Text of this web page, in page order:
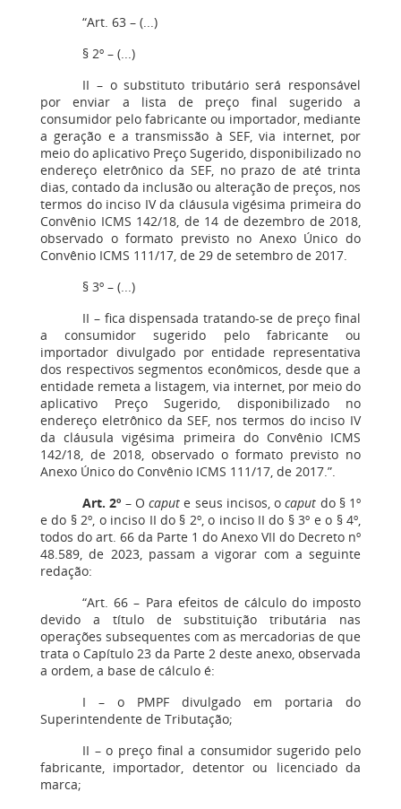
“Art. 63 – (...)
§ 2º – (...)
II – o substituto tributário será responsável
por enviar a lista de preço final sugerido a
consumidor pelo fabricante ou importador, mediante
a geração e a transmissão à SEF, via internet, por
meio do aplicativo Preço Sugerido, disponibilizado no
endereço eletrônico da SEF, no prazo de até trinta
dias, contado da inclusão ou alteração de preços, nos
termos do inciso IV da cláusula vigésima primeira do
Convênio ICMS 142/18, de 14 de dezembro de 2018,
observado o formato previsto no Anexo Único do
Convênio ICMS 111/17, de 29 de setembro de 2017.
§ 3º – (...)
II – fica dispensada tratando-se de preço final
a consumidor sugerido pelo fabricante ou
importador divulgado por entidade representativa
dos respectivos segmentos econômicos, desde que a
entidade remeta a listagem, via internet, por meio do
aplicativo Preço Sugerido, disponibilizado no
endereço eletrônico da SEF, nos termos do inciso IV
da cláusula vigésima primeira do Convênio ICMS
142/18, de 2018, observado o formato previsto no
Anexo Único do Convênio ICMS 111/17, de 2017.”.
Art. 2º – Ocapute seus incisos, ocaput do § 1º
e do § 2º, o inciso II do § 2º, o inciso II do § 3º e o § 4º,
todos do art. 66 da Parte 1 do Anexo VII do Decreto nº
48.589, de 2023, passam a vigorar com a seguinte
redação:
“Art. 66 – Para efeitos de cálculo do imposto
devido a título de substituição tributária nas
operações subsequentes com as mercadorias de que
trata o Capítulo 23 da Parte 2 deste anexo, observada
a ordem, a base de cálculo é:
I – o PMPF divulgado em portaria do
Superintendente de Tributação;
II – o preço final a consumidor sugerido pelo
fabricante, importador, detentor ou licenciado da
marca;